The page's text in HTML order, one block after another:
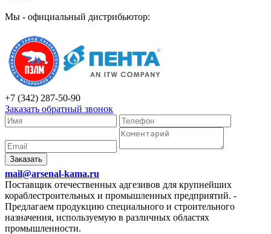
Мы - официальный дистрибьютор:
+7 (342) 287-50-90
Заказать обратный звонок
Заказать
mail@arsenal-kama.ru
Поставщик отечественных адгезивов для крупнейших
кораблестроительных и промышленных предприятий. -
Предлагаем продукцию специального и строительного
назначения, используемую в различных областях
промышленности.